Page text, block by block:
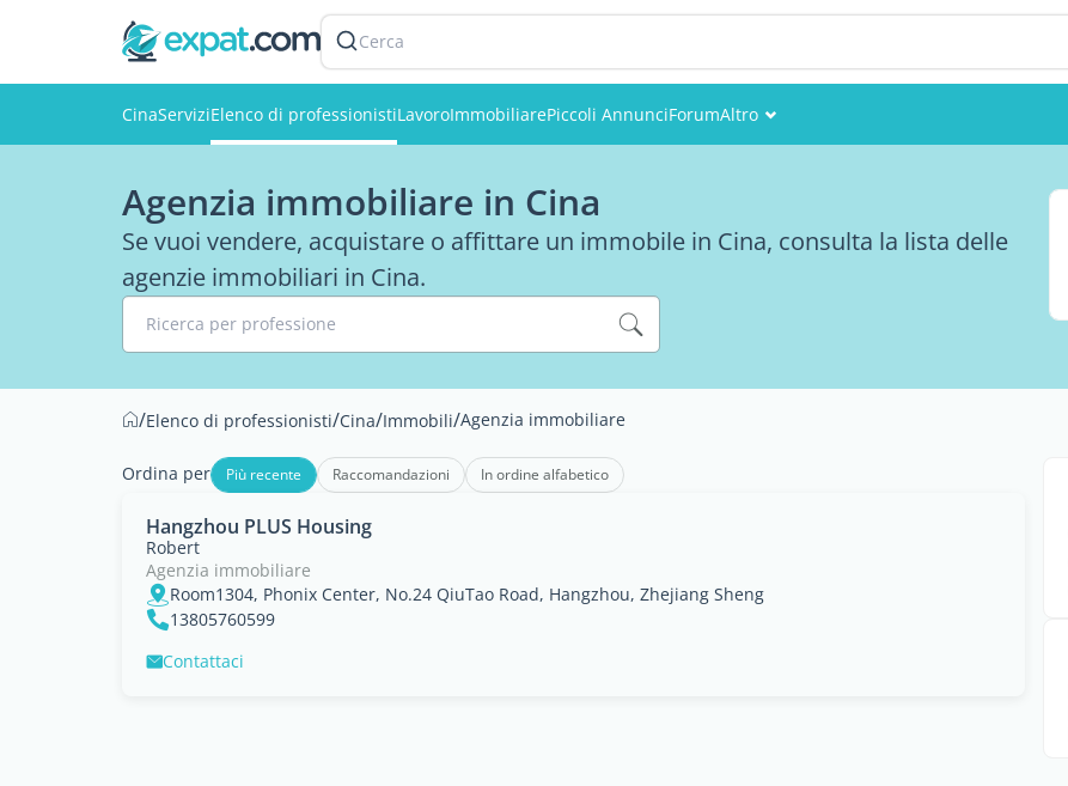
Cerca
CinaServiziElenco di professionistiLavoroImmobiliarePiccoli AnnunciForumAltro
Agenzia immobiliare in Cina
Se vuoi vendere, acquistare o affittare un immobile in Cina, consulta la lista delle
agenzie immobiliari in Cina.
Ricerca per professione
/Elenco di professionisti/Cina/Immobili/Agenzia immobiliare
Ordina per Più recente Raccomandazioni In ordine alfabetico
Hangzhou PLUS Housing
Robert
Agenzia immobiliare
Room1304, Phonix Center, No.24 QiuTao Road, Hangzhou, Zhejiang Sheng
13805760599
Contattaci